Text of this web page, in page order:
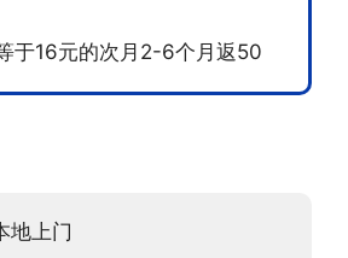
于16元的次月2-6个月返50
地上门